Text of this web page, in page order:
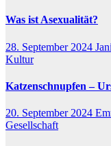
Was ist Asexualität?
28. September 2024
Kultur
Katzenschnupfen –
20. September 2024
Gesellschaft